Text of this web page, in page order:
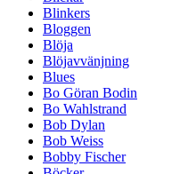
Blinkers
Bloggen
Blöja
Blöjavvänjning
Blues
Bo Göran Bodin
Bo Wahlstrand
Bob Dylan
Bob Weiss
Bobby Fischer